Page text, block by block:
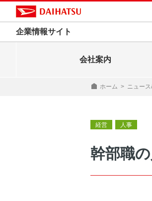
企業情報サイト
会社案内
ホーム > ニュー
経営 人事
幹部職